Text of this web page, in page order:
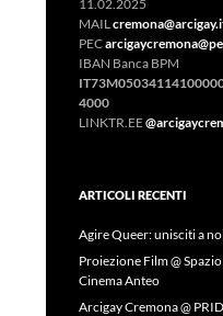
11.02.2025
MAIL
PEC
IBAN Banca BPM
4000
LINKTR.EE
ARTICOLI RECENTI
Agire Queer: unisciti a
Proiezione Film @ Spazio
Cinema Anteo
Arcigay Cremona @